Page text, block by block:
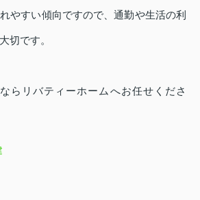
やすい傾向ですので、通勤や生活の利
切です。
ならリバティーホームへお任せくださ